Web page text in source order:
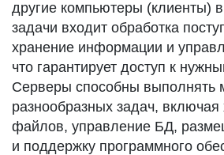
другие компьютеры (клиенты)
задачи входит обработка
хранение информации и
что гарантирует доступ к
Серверы способны выполнять
разнообразных задач, включая
файлов, управление БД,
и поддержку программного